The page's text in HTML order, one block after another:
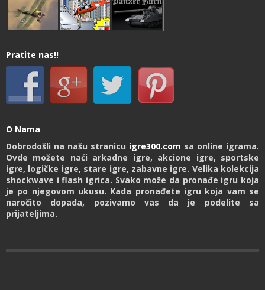
Pratite nas!!
O Nama
Dobrodošli na našu stranicu igre300.com sa online igrama.
Ovde možete naći arkadne igre, akcione igre, sportske
igre, logičke igre, stare igre, zabavne igre. Velika kolekcija
shockwave i flash igrica. Svako može da pronađe igru koja
je po njegovom ukusu. Kada pronađete igru koja vam se
naročito dopada, pozivamo vas da je podelite sa
prijateljima.